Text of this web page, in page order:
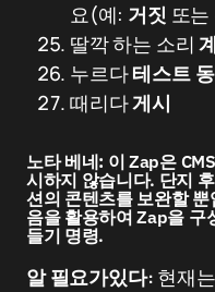
요(예: 거짓 또는
딸깍 하는 소리
누르다테스트
때리다게시
노타 베네: 이 Zap은
시하지 않습니다. 단지
션의 콘텐츠를 보완할
음을 활용하여 Zap을 구
들기 명령.
알 필요가있다: 현재